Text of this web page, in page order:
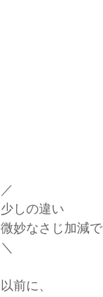
／
少しの違い
微妙なさじ加減
＼
以前に、